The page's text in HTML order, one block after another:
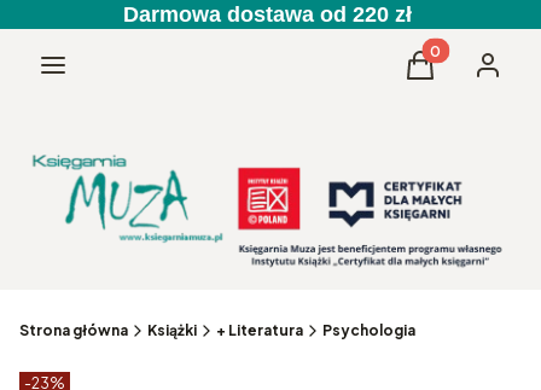
Darmowa dostawa od 220 zł
Menu Produkty w
Koszyk
Strona główna Książki + Literatura Psychologia
Etykiety produktu
-23%